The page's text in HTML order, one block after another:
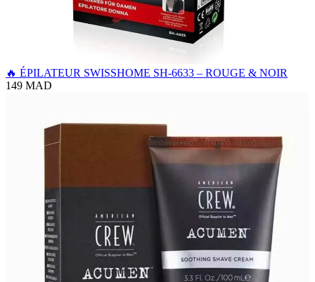
🔥 ÉPILATEUR SWISSHOME SH-6633 – ROUGE & NOIR
149 MAD